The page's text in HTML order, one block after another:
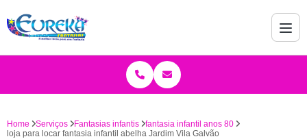
Home Serviços Fantasias infantis
fantasia infantil anos 80
loja para locar fantasia infantil abelha Jardim Vila Galvão